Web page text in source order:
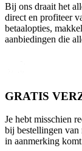
Bij ons draait het
direct en profiteer
betaalopties,
aanbiedingen die
GRATIS
Je hebt misschien
bij bestellingen van
in aanmerking